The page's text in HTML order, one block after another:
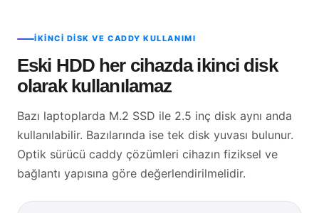
İKINCI DISK VE CADDY KULLANIMI
Eski HDD her cihazda ikinci disk
olarak kullanılamaz
Bazı laptoplarda M.2 SSD ile 2.5 inç disk aynı anda
kullanılabilir. Bazılarında ise tek disk yuvası bulunur.
Optik sürücü caddy çözümleri cihazın fiziksel ve
bağlantı yapısına göre değerlendirilmelidir.